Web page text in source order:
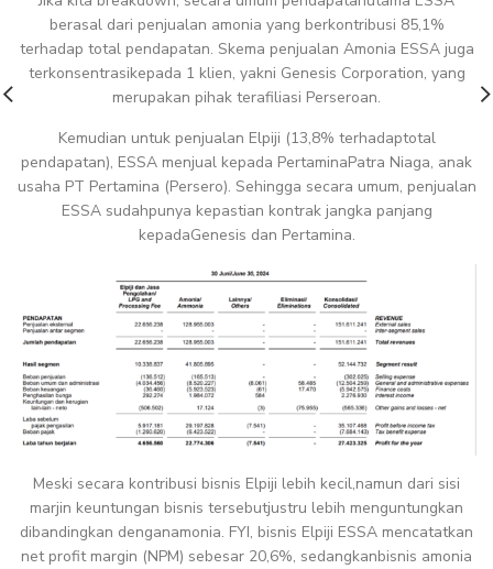
berasal dari penjualan amonia yang berkontribusi 85,1%
terhadap total pendapatan. Skema penjualan Amonia ESSA juga
terkonsentrasikepada 1 klien, yakni Genesis Corporation, yang
merupakan pihak terafiliasi Perseroan.
Kemudian untuk penjualan Elpiji (13,8% terhadaptotal
pendapatan), ESSA menjual kepada PertaminaPatra Niaga, anak
usaha PT Pertamina (Persero). Sehingga secara umum, penjualan
ESSA sudahpunya kepastian kontrak jangka panjang
kepadaGenesis dan Pertamina.
Meski secara kontribusi bisnis Elpiji lebih kecil,namun dari sisi
marjin keuntungan bisnis tersebutjustru lebih menguntungkan
dibandingkan denganamonia. FYI, bisnis Elpiji ESSA mencatatkan
net profit margin (NPM) sebesar 20,6%, sedangkanbisnis amonia